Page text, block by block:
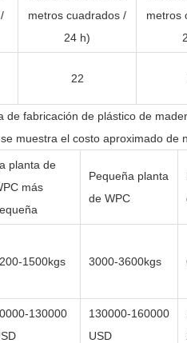
metros cuadrados /
24 h)
metros
22
fabricación de plástico de
muestra el costo aproximado de
planta de
más
Pequeña planta
de WPC
1500kgs 3000-3600kgs
130000
130000-160000
USD